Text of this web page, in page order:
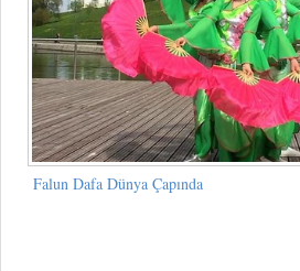
Falun Dafa Dünya Çapında